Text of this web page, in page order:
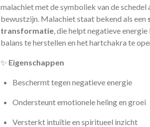
malachiet met de symboliek van de schedel
bewustzijn. Malachiet staat bekend als een
transformatie , die helpt negatieve
balans te herstellen en het hartchakra te
✨ Eigenschappen
Beschermt tegen negatieve energie
Ondersteunt emotionele heling en groei
Versterkt intuïtie en spiritueel inzicht